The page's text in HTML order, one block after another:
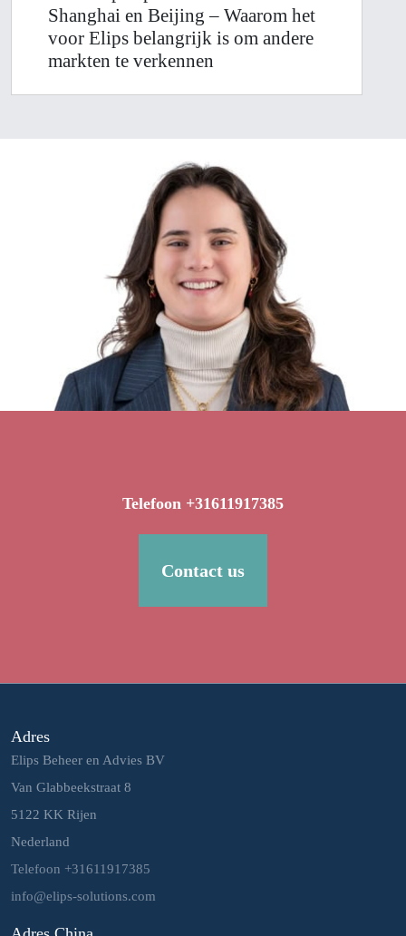
Shanghai en Beijing – Waarom het
voor Elips belangrijk is om andere
markten te verkennen
Telefoon +31611917385
Contact us
Adres
Elips Beheer en Advies BV
Van Glabbeekstraat 8
5122 KK Rijen
Nederland
Telefoon +31611917385
info@elips-solutions.com